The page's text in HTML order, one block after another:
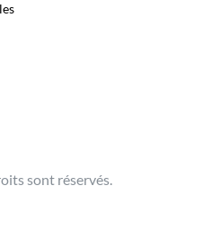
sont réservés.